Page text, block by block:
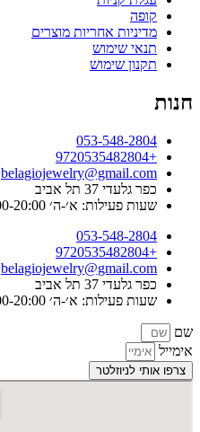
קופה
מדיניות אחריות מוצרים
תנאי שימוש
תקנון שימוש
חנות
053-548-2804
+9720535482804
belagiojewelry@gmail.com
כפר גלעדי 37 תל אביב
שעות פעילות: א׳-ה׳ 09:00-20:00 ו׳ וערבי חג 9:00-15:00
053-548-2804
+9720535482804
belagiojewelry@gmail.com
כפר גלעדי 37 תל אביב
שעות פעילות: א׳-ה׳ 09:00-20:00 ו׳ וערבי חג 9:00-15:00
שם
אימייל
צרפו אותי לניוזלטר